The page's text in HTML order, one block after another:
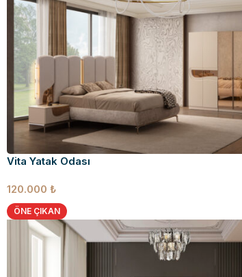
Vita Yatak Odası
120.000 ₺
ÖNE ÇIKAN